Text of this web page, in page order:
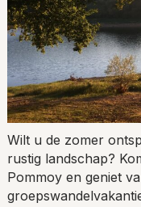
Wilt u de zomer
rustig landschap?
Pommoy en geniet